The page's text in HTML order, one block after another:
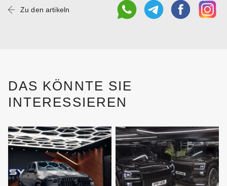
Zu den artikeln
DAS KÖNNTE SIE
INTERESSIEREN